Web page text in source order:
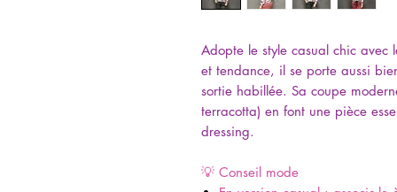
Adopte le style casual chic
et tendance, il se porte aussi
sortie habillée. Sa coupe
terracotta) en font une pièce
dressing.
💡 Conseil mode